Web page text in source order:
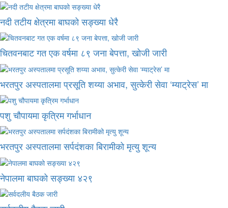
नदी तटीय क्षेत्रमा बाघको सङ्ख्या धेरै
चितवनबाट गत एक वर्षमा ८९ जना बेपत्ता, खोजी जारी
भरतपुर अस्पतालमा प्रसूति शय्या अभाव, सुत्केरी सेवा ‘म्याट्रेस’ मा
पशु चौपायमा कृत्रिम गर्भाधान
भरतपुर अस्पतालमा सर्पदंशका बिरामीको मृत्यु शून्य
नेपालमा बाघको सङ्ख्या ४२९